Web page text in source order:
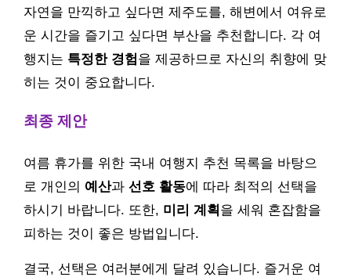
자연을 만끽하고 싶다면 제주도를, 해변에서 여유로
운 시간을 즐기고 싶다면 부산을 추천합니다. 각 여
행지는 특정한 경험을 제공하므로 자신의 취향에 맞
히는 것이 중요합니다.
최종 제안
여름 휴가를 위한 국내 여행지 추천 목록을 바탕으
로 개인의 예산과 선호 활동에 따라 최적의 선택을
하시기 바랍니다. 또한, 미리 계획 을 세워 혼잡함을
피하는 것이 좋은 방법입니다.
결국, 선택은 여러분에게 달려 있습니다. 즐거운 여